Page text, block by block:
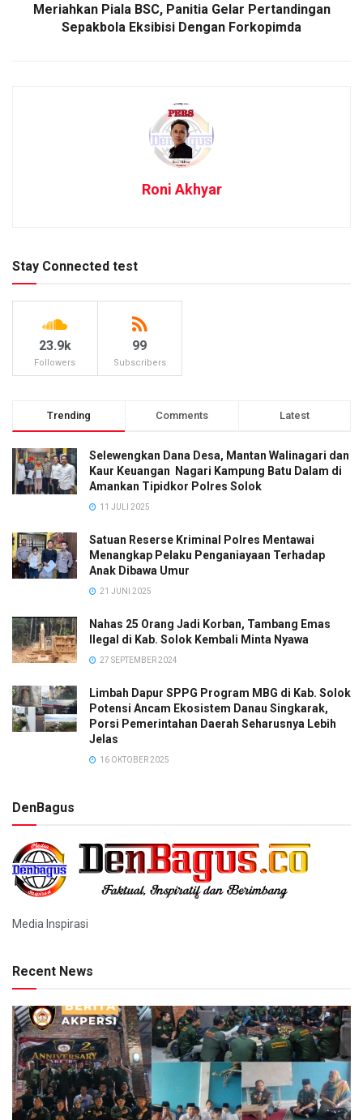
Meriahkan Piala BSC, Panitia Gelar Pertandingan
Sepakbola Eksibisi Dengan Forkopimda
Roni Akhyar
Stay Connected test
23.9k
Followers
99
Subscribers
Trending Comments Latest
Selewengkan Dana Desa, Mantan Walinagari dan
Kaur Keuangan Nagari Kampung Batu Dalam di
Amankan Tipidkor Polres Solok
11 JULI 2025
Satuan Reserse Kriminal Polres Mentawai
Menangkap Pelaku Penganiayaan Terhadap
Anak Dibawa Umur
21 JUNI 2025
Nahas 25 Orang Jadi Korban, Tambang Emas
Ilegal di Kab. Solok Kembali Minta Nyawa
27 SEPTEMBER 2024
Limbah Dapur SPPG Program MBG di Kab. Solok
Potensi Ancam Ekosistem Danau Singkarak,
Porsi Pemerintahan Daerah Seharusnya Lebih
Jelas
16 OKTOBER 2025
DenBagus
Media Inspirasi
Recent News